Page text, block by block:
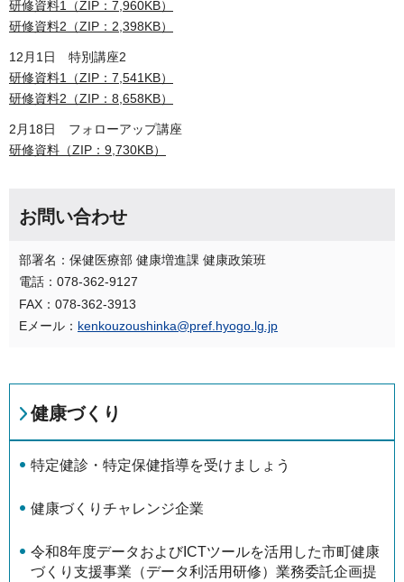
研修資料1（ZIP：7,960KB）
研修資料2（ZIP：2,398KB）
12月1日 特別講座2
研修資料1（ZIP：7,541KB）
研修資料2（ZIP：8,658KB）
2月18日 フォローアップ講座
研修資料（ZIP：9,730KB）
お問い合わせ
部署名：保健医療部 健康増進課 健康政策班
電話：078-362-9127
FAX：078-362-3913
Eメール： kenkouzoushinka@pref.hyogo.lg.jp
健康づくり
特定健診・特定保健指導を受けましょう
健康づくりチャレンジ企業
令和8年度データおよびICTツールを活用した市町健康
づくり支援事業（データ利活用研修）業務委託企画提